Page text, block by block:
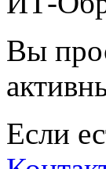
Вы
Если